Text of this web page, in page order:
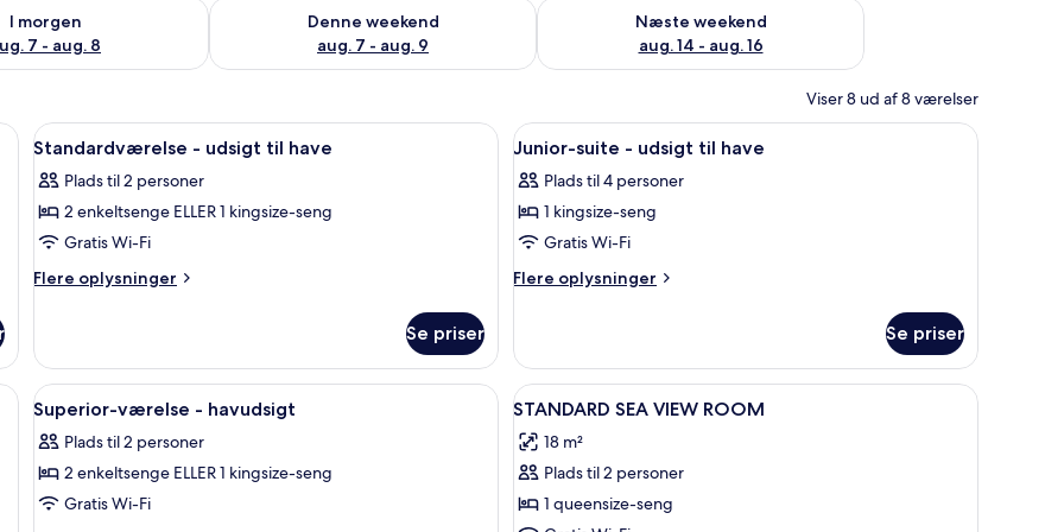
I morgen
7 - aug. 8
for i morgen aug. 7 - aug. 8
Denne weekend
aug. 7 - aug. 9
Tjek tilgængelighed for denne weekend aug. 7 - aug. 9
Næste weekend
aug. 14 - aug. 16
Tjek tilgængelighed for næste weekend aug. 14 - aug. 16
Viser 8 ud af 8 værelser
lydisolering, strygejern/strygebræt
Indlæs
alle
billeder
af
Standardværelse
-
have
Standardværelse - udsigt til have | Skrivebord, mørklægningsgardiner, lydisolering, strygejern/strygebræt
6
Standardværelse - udsigt til have
Plads til 2 personer
2 enkeltsenge ELLER 1 kingsize-seng
Gratis Wi-Fi
Flere oplysninger
Flere
-
udsigt
til
have
Se priser
Indlæs
alle
billeder
af
Junior-
suite
til
have
Junior-suite - udsigt til have | Skrivebord,
6
Junior-suite - udsigt til have
Plads til 4 personer
1 kingsize-seng
Gratis Wi-Fi
Flere oplysninger
Flere
suite
udsigt
have
Se priser
Skrivebord, mørklægningsgardiner, lydisolering, strygejern/strygebræt
Indlæs
alle
billeder
af
Superior-
Superior-værelse - havudsigt | Udsigt fra værelset
8
Superior-værelse - havudsigt
Plads til 2 personer
2 enkeltsenge ELLER 1 kingsize-seng
Gratis Wi-Fi
Indlæs
alle
billeder
af
STANDARD
Skrivebord, mørklægningsgardiner,
5
STANDARD SEA VIEW ROOM
18 m²
Plads til 2 personer
1 queensize-seng